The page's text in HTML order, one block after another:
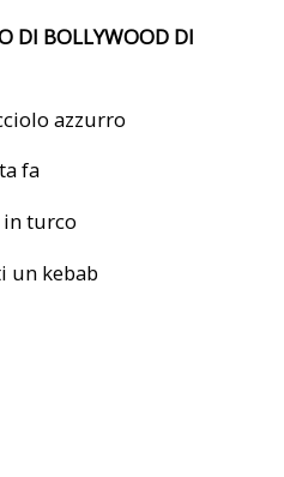
DI BOLLYWOOD DI
azzurro
fa
in turco
un kebab